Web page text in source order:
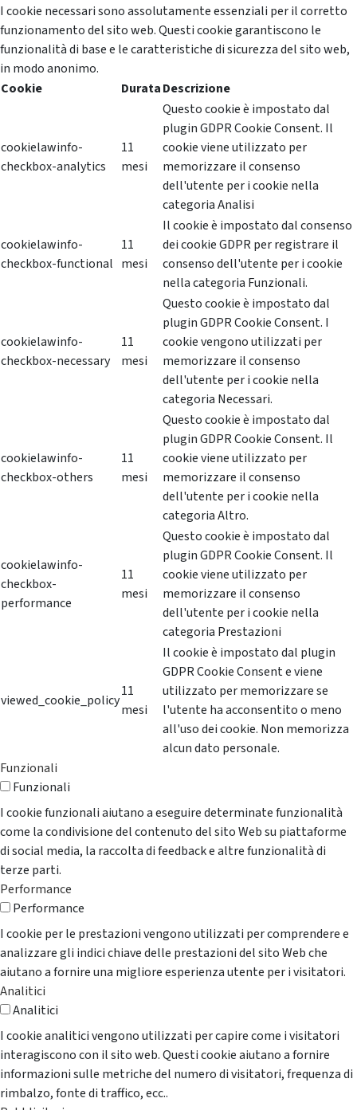
I cookie necessari sono assolutamente essenziali per il corretto
funzionamento del sito web. Questi cookie garantiscono le
funzionalità di base e le caratteristiche di sicurezza del sito web,
in modo anonimo.
Cookie
DurataDescrizione
cookielawinfo-
checkbox-analytics
11
mesi
Questo cookie è impostato dal
plugin GDPR Cookie Consent. Il
cookie viene utilizzato per
memorizzare il consenso
dell'utente per i cookie nella
categoria Analisi
cookielawinfo-
checkbox-functional
11
mesi
Il cookie è impostato dal consenso
dei cookie GDPR per registrare il
consenso dell'utente per i cookie
nella categoria Funzionali.
cookielawinfo-
checkbox-necessary
11
mesi
Questo cookie è impostato dal
plugin GDPR Cookie Consent. I
cookie vengono utilizzati per
memorizzare il consenso
dell'utente per i cookie nella
categoria Necessari.
cookielawinfo-
checkbox-others
11
mesi
Questo cookie è impostato dal
plugin GDPR Cookie Consent. Il
cookie viene utilizzato per
memorizzare il consenso
dell'utente per i cookie nella
categoria Altro.
cookielawinfo-
checkbox-
performance
11
mesi
Questo cookie è impostato dal
plugin GDPR Cookie Consent. Il
cookie viene utilizzato per
memorizzare il consenso
dell'utente per i cookie nella
categoria Prestazioni
viewed_cookie_policy
11
mesi
Il cookie è impostato dal plugin
GDPR Cookie Consent e viene
utilizzato per memorizzare se
l'utente ha acconsentito o meno
all'uso dei cookie. Non memorizza
alcun dato personale.
Funzionali
Funzionali
I cookie funzionali aiutano a eseguire determinate funzionalità
come la condivisione del contenuto del sito Web su piattaforme
di social media, la raccolta di feedback e altre funzionalità di
terze parti.
Performance
Performance
I cookie per le prestazioni vengono utilizzati per comprendere e
analizzare gli indici chiave delle prestazioni del sito Web che
aiutano a fornire una migliore esperienza utente per i visitatori.
Analitici
Analitici
I cookie analitici vengono utilizzati per capire come i visitatori
interagiscono con il sito web. Questi cookie aiutano a fornire
informazioni sulle metriche del numero di visitatori, frequenza di
rimbalzo, fonte di traffico, ecc..